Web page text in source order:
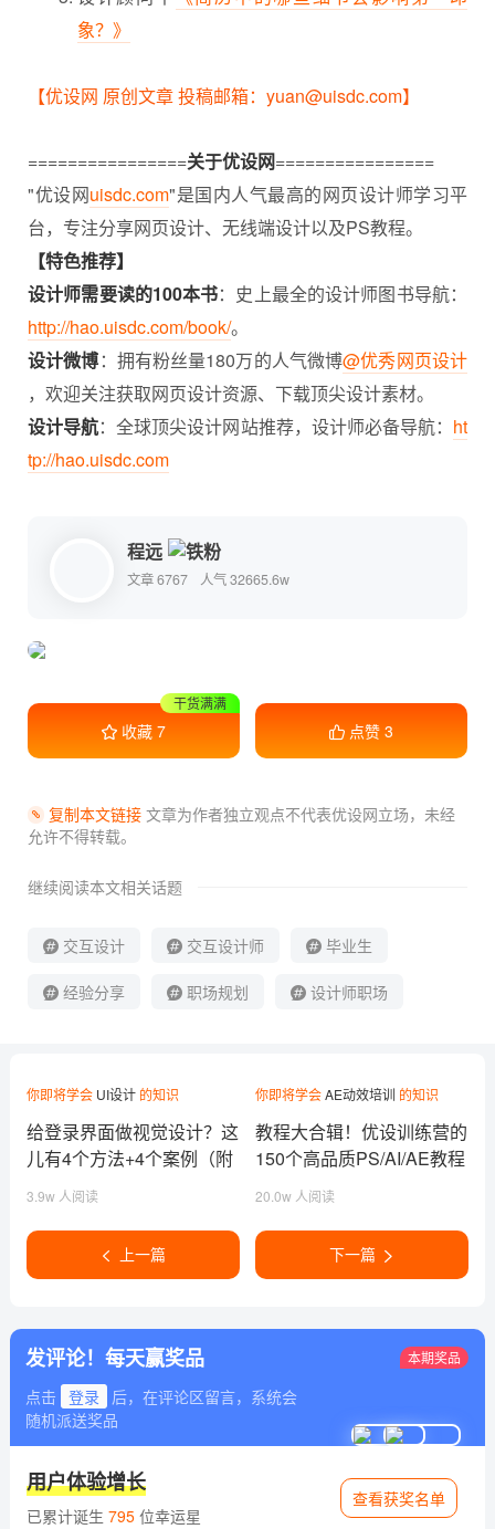
象？》
【优设网 原创文章 投稿邮箱：yuan@uisdc.com】
================关于优设网================
"优设网uisdc.com"是国内人气最高的网页设计师学习平
台，专注分享网页设计、无线端设计以及PS教程。
【特色推荐】
设计师需要读的100本书：史上最全的设计师图书导航：
http://hao.uisdc.com/book/。
设计微博：拥有粉丝量180万的人气微博@优秀网页设计
，欢迎关注获取网页设计资源、下载顶尖设计素材。
设计导航：全球顶尖设计网站推荐，设计师必备导航： ht
tp://hao.uisdc.com
程远
文章 6767 人气 32665.6w
收藏 7
收藏学习
点赞 3
复制本文链接文章为作者独立观点不代表优设网立场， 未经
允许不得转载。
继续阅读本文相关话题
交互设计 交互设计师 毕业生
经验分享 职场规划 设计师职场
你即将学会 UI设计的知识
给登录界面做视觉设计？这
儿有4个方法+4个案例（附
PSD打包）
3.9w 人阅读
上一篇
你即将学会AE动效培训 的知识
教程大合辑！优设训练营的
150个高品质PS/AI/AE教程
20.0w 人阅读
下一篇
发评论！每天赢奖品
点击 登录
后，在评论区留言，系统会
随机派送奖品
本期奖品
用户体验增长
已累计诞生 795位幸运星
查看获奖名单